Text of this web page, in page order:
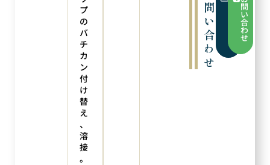
プ
の
バ
チ
カ
ン
付
け
替
え
、
溶
接
。
問
い
合
わ
せ
せ
問
い
合
わ
せ